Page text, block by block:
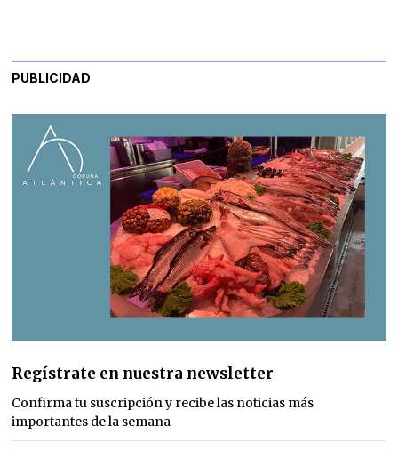
PUBLICIDAD
Regístrate en nuestra newsletter
Confirma tu suscripción y recibe las noticias más
importantes de la semana